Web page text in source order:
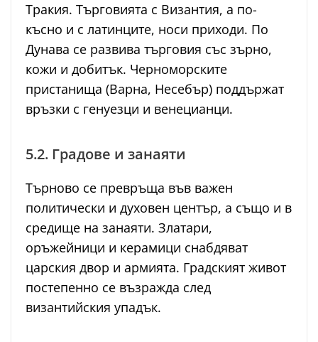
Тракия. Търговията с Византия, а по-
късно и с латинците, носи приходи. По
Дунава се развива търговия със зърно,
кожи и добитък. Черноморските
пристанища (Варна, Несебър) поддържат
връзки с генуезци и венецианци.
5.2. Градове и занаяти
Търново се превръща във важен
политически и духовен център, а също и в
средище на занаяти. Златари,
оръжейници и керамици снабдяват
царския двор и армията. Градският живот
постепенно се възражда след
византийския упадък.